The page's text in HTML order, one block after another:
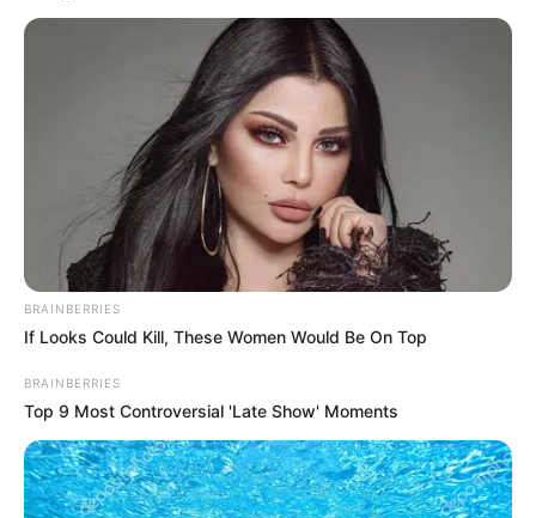
ΕΒΡΑΙΟΙ ΚΑΙ ΕΠΑΝΑΣΤΑΣΕΙΣ….
Ο ΠΟΥ υπό έλεγχο:
παρατυπίες και
συγκρούσεις συμφερόντων
Δεν χρωστάμε σε κανέναν, αυτοί
BRAINBERRIES
If Looks Could Kill, These Women Would Be On Top
BRAINBERRIES
Top 9 Most Controversial 'Late Show' Moments